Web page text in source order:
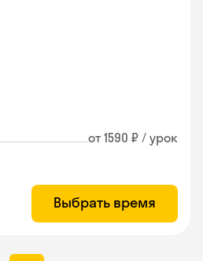
от 1590 ₽ / урок
Выбрать время